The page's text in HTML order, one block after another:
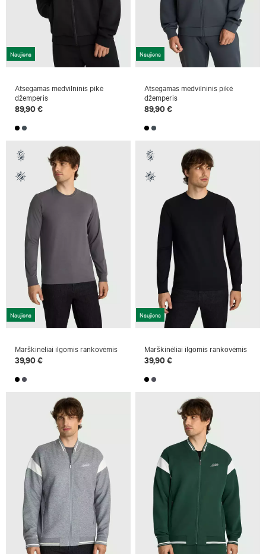
Naujiena
Atsegamas medvilninis pikė
džemperis
89,90 €
Naujiena
Atsegamas medvilninis pikė
džemperis
89,90 €
Naujiena
Marškinėliai ilgomis rankovėmis
39,90 €
Naujiena
Marškinėliai ilgomis rankovėmis
39,90 €